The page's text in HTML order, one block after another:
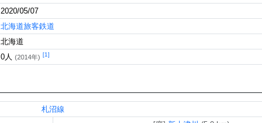
2020/05/07
北海道旅客鉄道
北海道
0人 (2014年) [1]
札沼線